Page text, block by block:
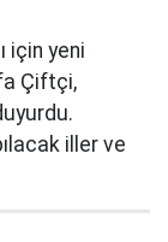
için yeni
Çiftçi,
iller ve